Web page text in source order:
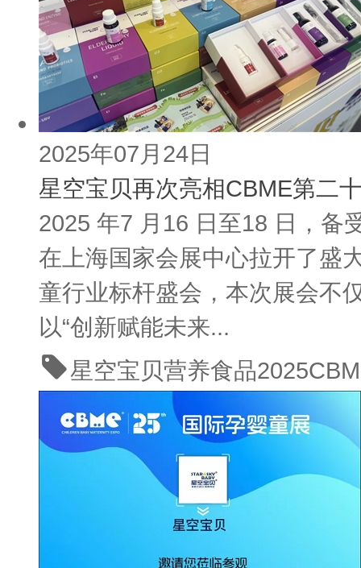
2025年07月24日
星空宝贝再次亮相CBME第二
2025 年7 月16 日至18 日，备
在上海国家会展中心拉开了盛
童行业标杆盛会，本次展会不
以“创新赋能未来...
星空宝贝营养食品